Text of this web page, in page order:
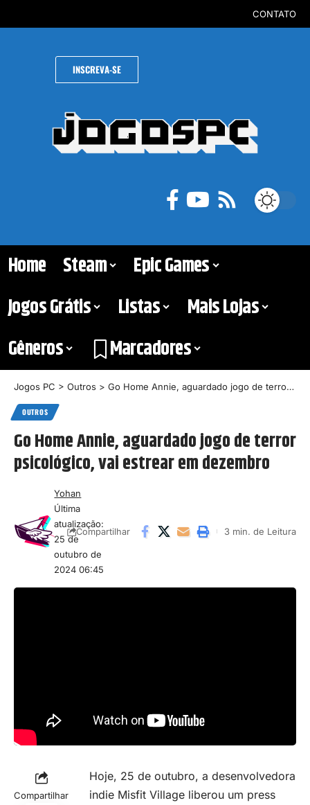
CONTATO
INSCREVA-SE
Home Steam
Epic Games
Jogos Grátis
Listas
Mais Lojas
Gêneros
Marcadores
Jogos PC > Outros > Go Home Annie, aguardado jogo de terror psicológico, vai estrear em dezembro
OUTROS
Go Home Annie, aguardado jogo de terror
psicológico, vai estrear em dezembro
Última
atualização:
25 de
outubro de
2024 06:45
Yohan
Compartilhar 3 min. de Leitura
Compartilhar
Hoje, 25 de outubro, a desenvolvedora
indie Misfit Village liberou um press